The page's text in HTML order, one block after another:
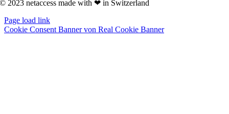
© 2023 netaccess made with ❤︎ in Switzerland
Page load link
Cookie Consent Banner von Real Cookie Banner